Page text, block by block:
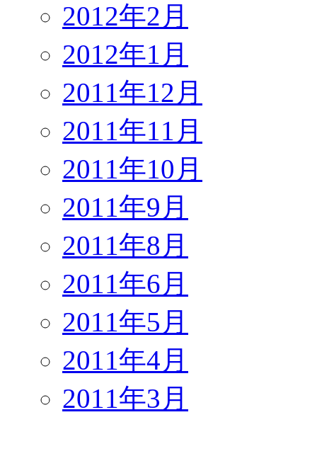
2012年2月
2012年1月
2011年12月
2011年11月
2011年10月
2011年9月
2011年8月
2011年6月
2011年5月
2011年4月
2011年3月